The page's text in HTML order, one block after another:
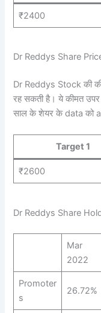
₹2400
Dr Reddys Share
Dr Reddys Stock की
रह सकती है। ये कीमत
साल के शेयर के data को
Target 1
₹2600
Dr Reddys Share
Mar
2022
Promoter
s
26.72%